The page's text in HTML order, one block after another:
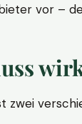
vor –
zwei